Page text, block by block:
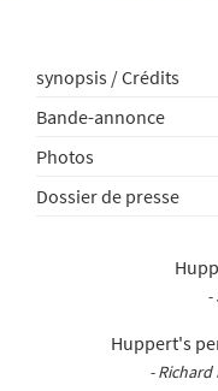
synopsis / Crédits
Bande-annonce
Photos
Dossier de presse
-
Huppert's
- Richard